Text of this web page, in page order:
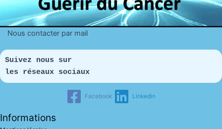
Nous contacter par mail
Suivez nous sur
les réseaux sociaux
Facebook Linkedin
Informations